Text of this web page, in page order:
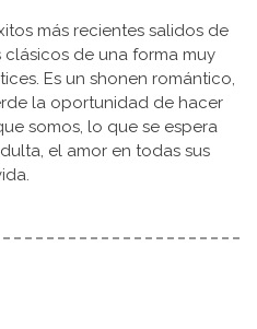
más recientes salidos de
de una forma muy
Es un shonen romántico,
la oportunidad de hacer
somos, lo que se espera
el amor en todas sus